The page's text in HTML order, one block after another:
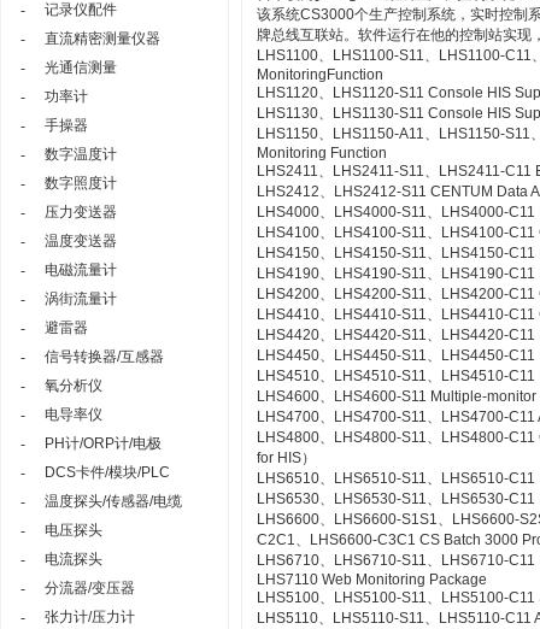
-
记录仪配件
-
直流精密测量仪器
-
光通信测量
-
功率计
-
手操器
-
数字温度计
-
数字照度计
-
压力变送器
-
温度变送器
-
电磁流量计
-
涡街流量计
-
避雷器
-
信号转换器/互感器
-
氧分析仪
-
电导率仪
-
PH计/ORP计/电极
-
DCS卡件/模块/PLC
-
温度探头/传感器/电缆
-
电压探头
-
电流探头
-
分流器/变压器
-
张力计/压力计
该系统CS3000个生产控制系统，实时控制
牌总线互联站。软件运行在他的控制站实
LHS1100、LHS1100-S11、LHS1100-
MonitoringFunction
LHS1120、LHS1120-S11 Console HIS
LHS1130、LHS1130-S11 Console HIS
LHS1150、LHS1150-A11、LHS1150-
Monitoring Function
LHS2411、LHS2411-S11、LHS2411-
LHS2412、LHS2412-S11 CENTUM Data
LHS4000、LHS4000-S11、LHS4000-
LHS4100、LHS4100-S11、LHS4100-
LHS4150、LHS4150-S11、LHS4150-
LHS4190、LHS4190-S11、LHS4190-
LHS4200、LHS4200-S11、LHS4200-
LHS4410、LHS4410-S11、LHS4410-
LHS4420、LHS4420-S11、LHS4420-
LHS4450、LHS4450-S11、LHS4450-
LHS4510、LHS4510-S11、LHS4510-
LHS4600、LHS4600-S11 Multiple-
LHS4700、LHS4700-S11、LHS4700-
LHS4800、LHS4800-S11、LHS4800-
for HIS）
LHS6510、LHS6510-S11、LHS6510-
LHS6530、LHS6530-S11、LHS6530-
LHS6600、LHS6600-S1S1、LHS6600-
C2C1、LHS6600-C3C1 CS Batch 3000
LHS6710、LHS6710-S11、LHS6710-
LHS7110 Web Monitoring Package
LHS5100、LHS5100-S11、LHS5100-
LHS5110、LHS5110-S11、LHS5110-C11